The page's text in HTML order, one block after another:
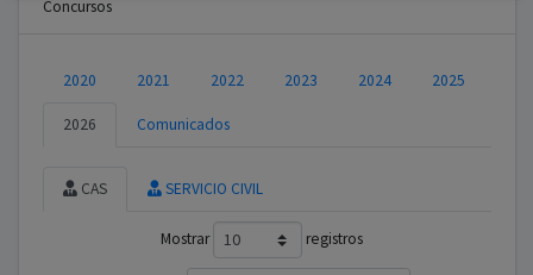
Concursos
2020 2021 2022 2023 2024 2025
2026 Comunicados
CAS SERVICIO CIVIL
Mostrar registros